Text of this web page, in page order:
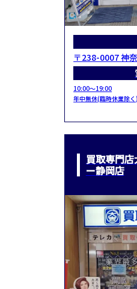
〒238-0007 神
10:00～19:00
年中無休(臨時休業除く)
買取専門
ー静岡店